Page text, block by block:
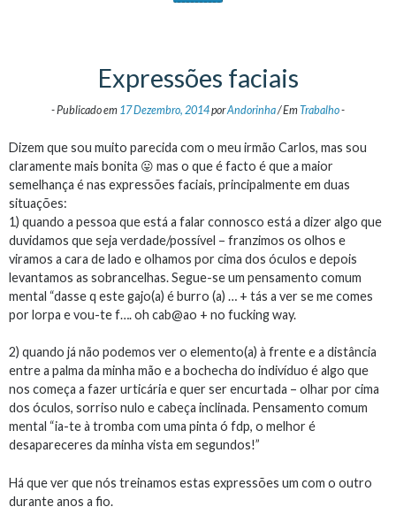
Expressões faciais
-Publicado em 17 Dezembro, 2014porAndorinha/EmTrabalho-
Dizem que sou muito parecida com o meu irmão Carlos , mas sou
claramente mais bonita 😛 mas o que é facto é que a maior
semelhança é nas expressões faciais, principalmente em duas
situações:
1) quando a pessoa que está a falar connosco está a dizer algo que
duvidamos que seja verdade/possível – franzimos os olhos e
viramos a cara de lado e olhamos por cima dos óculos e depois
levantamos as sobrancelhas. Segue-se um pensamento comum
mental “dasse q este gajo(a) é burro (a) … + tás a ver se me comes
por lorpa e vou-te f…. oh cab@ao + no fucking way.
2) quando já não podemos ver o elemento(a) à frente e a distância
entre a palma da minha mão e a bochecha do indivíduo é algo que
nos começa a fazer urticária e quer ser encurtada – olhar por cima
dos óculos, sorriso nulo e cabeça inclinada. Pensamento comum
mental “ia-te à tromba com uma pinta ó fdp, o melhor é
desapareceres da minha vista em segundos!”
Há que ver que nós treinamos estas expressões um com o outro
durante anos a fio.